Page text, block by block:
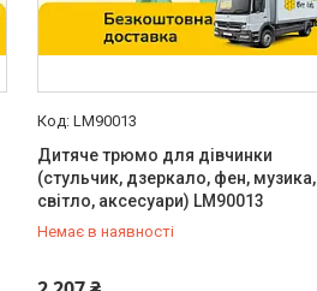
LM90013
Дитяче трюмо для дівчинки
(стульчик, дзеркало, фен, музика,
світло, аксесуари) LM90013
Немає в наявності
0 (800) 33-98-35